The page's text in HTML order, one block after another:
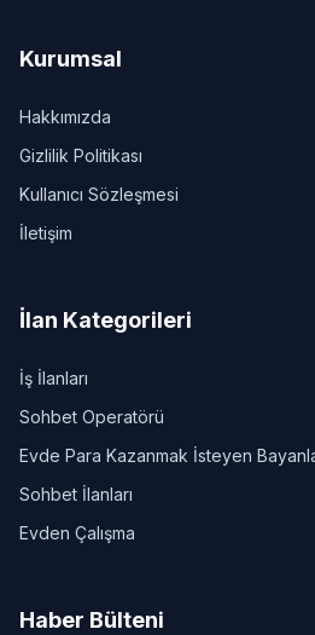
Kurumsal
Hakkımızda
Gizlilik Politikası
Kullanıcı Sözleşmesi
İletişim
İlan Kategorileri
İş İlanları
Sohbet Operatörü
Evde Para Kazanmak İsteyen
Sohbet İlanları
Evden Çalışma
Haber Bülteni